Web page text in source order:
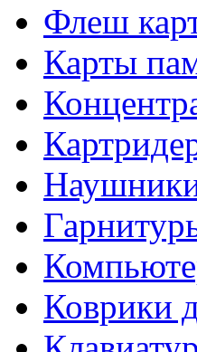
Флеш
Карты
Коврики